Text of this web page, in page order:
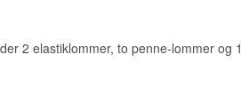
2 elastiklommer, to penne-lommer og 1